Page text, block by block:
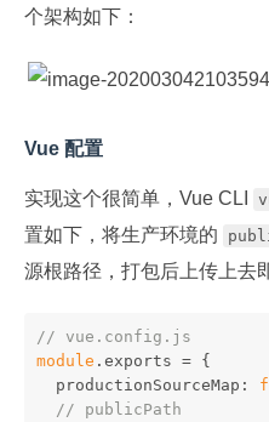
个架构如下：
Vue 配置
实现这个很简单，Vue CLI
置如下，将生产环境的
源根路径，打包后上传上去
// vue.config.js
module .exports = {
  productionSourceMap:
// publicPath